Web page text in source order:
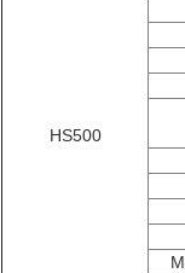
HS500